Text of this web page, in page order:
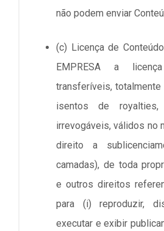
não podem enviar
(c) Licença de
EMPRESA a
transferíveis, totalmente
isentos de royalties,
irrevogáveis, válidos no
direito a
camadas), de toda
e outros direitos
para (i) reproduzir,
executar e exibir